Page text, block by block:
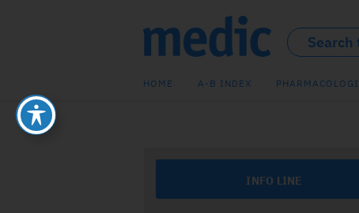
HOME A-B INDEX
INFO LINE